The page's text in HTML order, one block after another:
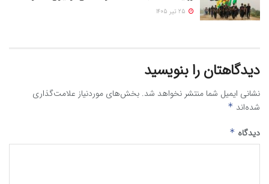
دیدگاهتان را بنویسید
نشانی ایمیل شما منتشر نخواهد شد. بخش‌های موردنیاز علامت‌گذاری
شده‌اند *
دیدگاه *